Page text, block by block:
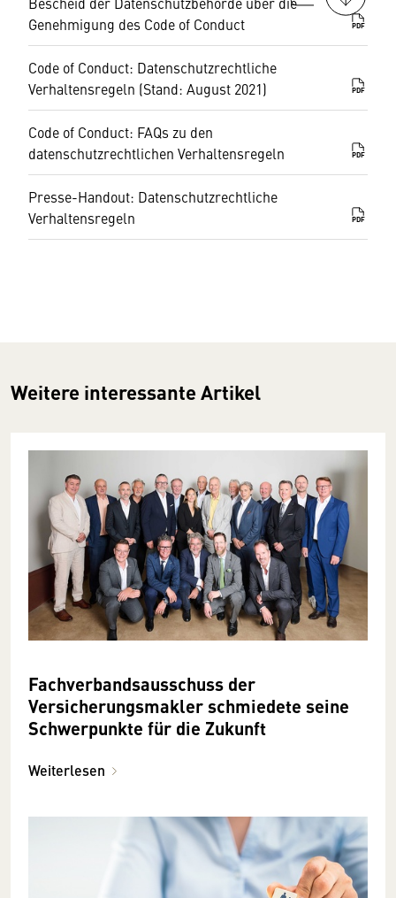
Genehmigung des Code of Conduct
PDF
Code of Conduct: Datenschutzrechtliche
Verhaltensregeln (Stand: August 2021)
PDF
Code of Conduct: FAQs zu den
datenschutzrechtlichen Verhaltensregeln
PDF
Presse-Handout: Datenschutzrechtliche
Verhaltensregeln
PDF
Weitere interessante Artikel
Fachverbandsausschuss der
Versicherungsmakler schmiedete seine
Schwerpunkte für die Zukunft
Weiterlesen